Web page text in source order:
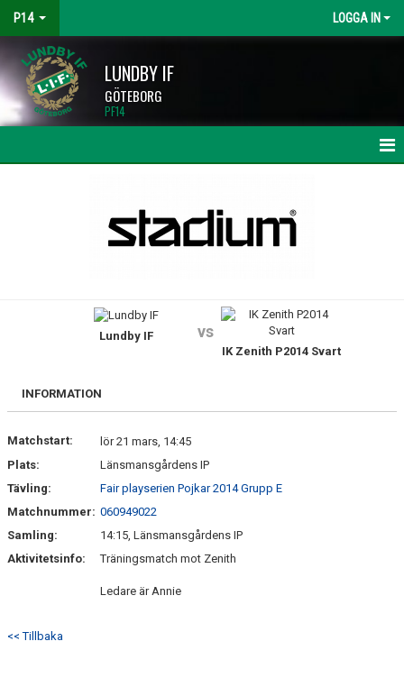
P14 LOGGA IN
LUNDBY IF
GÖTEBORG
PF14
DOKUMENT
Lundby IF vs
IK Zenith P2014 Svart
INFORMATION
Matchstart:
lör 21 mars, 14:45
Plats:
Länsmansgårdens IP
Tävling:
Fair playserien Pojkar 2014 Grupp E
Matchnummer: 060949022
Samling:
14:15, Länsmansgårdens IP
Aktivitetsinfo:
Träningsmatch mot Zenith
Ledare är Annie
<< Tillbaka